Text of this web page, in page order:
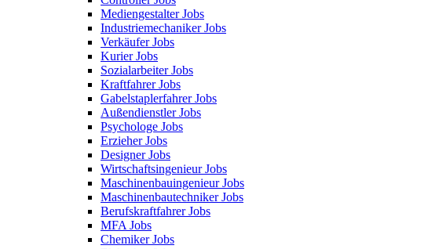
Mediengestalter Jobs
Industriemechaniker Jobs
Verkäufer Jobs
Kurier Jobs
Sozialarbeiter Jobs
Kraftfahrer Jobs
Gabelstaplerfahrer Jobs
Außendienstler Jobs
Psychologe Jobs
Erzieher Jobs
Designer Jobs
Wirtschaftsingenieur Jobs
Maschinenbauingenieur Jobs
Maschinenbautechniker Jobs
Berufskraftfahrer Jobs
MFA Jobs
Chemiker Jobs